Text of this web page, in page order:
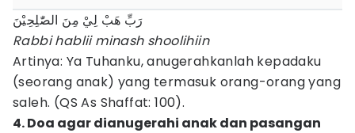
رَبِّ هَبْ لِيْ مِنَ الصّٰلِحِيْنَ
Rabbi hablii minash shoolihiin
Artinya: Ya Tuhanku, anugerahkanlah kepadaku
(seorang anak) yang termasuk orang-orang yang
saleh. (QS As Shaffat: 100).
4. Doa agar dianugerahi anak dan pasangan